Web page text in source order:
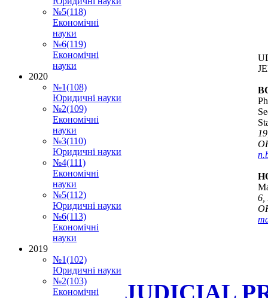
6,
JUDICIAL
№5(118)
Економічні
науки
№6(119)
Економічні
науки
2020
№1(108)
Юридичні науки
№2(109)
Економічні
науки
№3(110)
Юридичні науки
№4(111)
Економічні
науки
№5(112)
Юридичні науки
№6(113)
Економічні
науки
2019
№1(102)
Юридичні науки
№2(103)
Економічні